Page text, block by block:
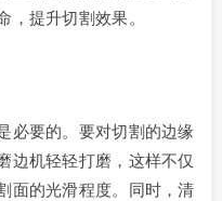
，提升切割效果。
必要的。要对切割的边缘
边机轻轻打磨，这样不仅
面的光滑程度。同时，清